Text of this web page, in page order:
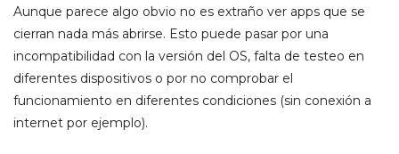
Aunque parece algo obvio no es extraño ver apps que se
cierran nada más abrirse. Esto puede pasar por una
incompatibilidad con la versión del OS, falta de testeo en
diferentes dispositivos o por no comprobar el
funcionamiento en diferentes condiciones (sin conexión a
internet por ejemplo).